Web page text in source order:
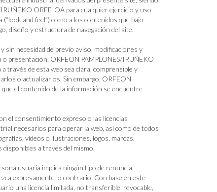
ORFEIOA para cualquier ejercicio y uso
and feel”) como a los contenidos que bajo
diseño y estructura de navegación del site.
necesidad de previo aviso, modificaciones y
presentación. ORFEON PAMPLONES/IRUÑEKO
través de esta web sea clara, comprensible y
o actualizarlos. Sin embargo, ORFEON
el contenido de la información se encuentre
el consentimiento expreso o las licencias
necesarios para operar la web, así como de todos
vídeos o ilustraciones, logos, marcas,
a través del mismo.
usuaria implica ningún tipo de renuncia,
expresamente lo contrario. Con base en este
una licencia limitada, no transferible, revocable,